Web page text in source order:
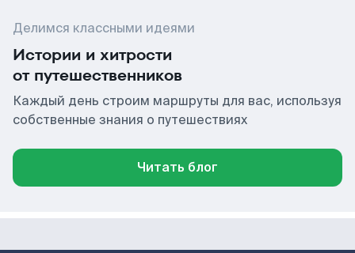
Делимся классными идеями
Истории и хитрости
от путешественников
Каждый день строим маршруты для вас, используя
собственные знания о путешествиях
Читать блог